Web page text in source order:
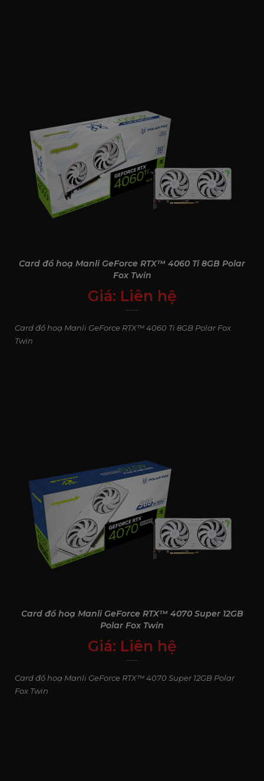
Card đồ hoạ Manli GeForce RTX™ 4060 Ti 8GB Polar
Fox Twin
Giá: Liên hệ
0₫
Card đồ hoạ Manli GeForce RTX™ 4060 Ti 8GB Polar Fox
Twin
Card đồ hoạ Manli GeForce RTX™ 4070 Super 12GB
Polar Fox Twin
Giá: Liên hệ
0₫
Card đồ hoạ Manli GeForce RTX™ 4070 Super 12GB Polar
Fox Twin